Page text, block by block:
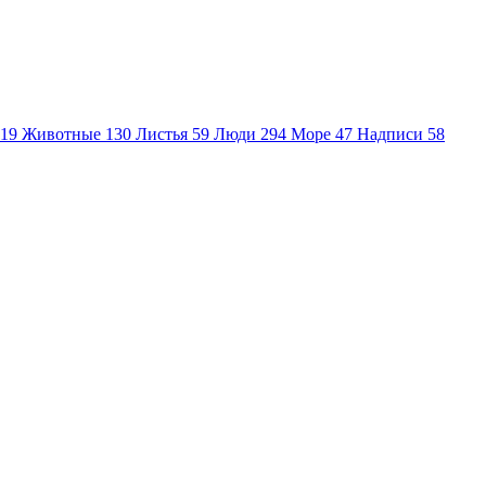
19 Животные 130 Листья 59 Люди 294 Море 47 Надписи 58